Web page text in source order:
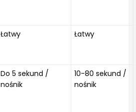
Łatwy Łatwy
Do 5 sekund /
nośnik
10-80 sekund /
nośnik